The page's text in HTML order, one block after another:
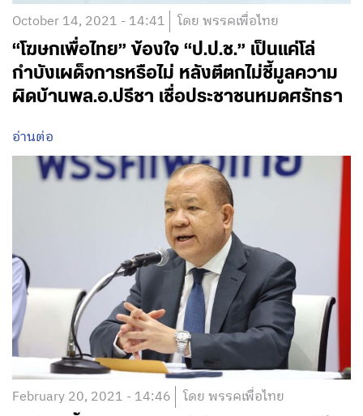
October 14, 2021 - 14:41 โดย พรรคเพื่อไทย
“โฆษกเพื่อไทย” ข้องใจ “ป.ป.ช.” เป็นแค่โล่
กำบังเผด็จการหรือไม่ หลังตีตกไม่ชี้มูลความ
ผิดบ้านพล.อ.ปรีชา เชื่อประชาชนหมดศรัทธา
อ่านต่อ
February 20, 2021 - 14:46 โดย พรรคเพื่อไทย